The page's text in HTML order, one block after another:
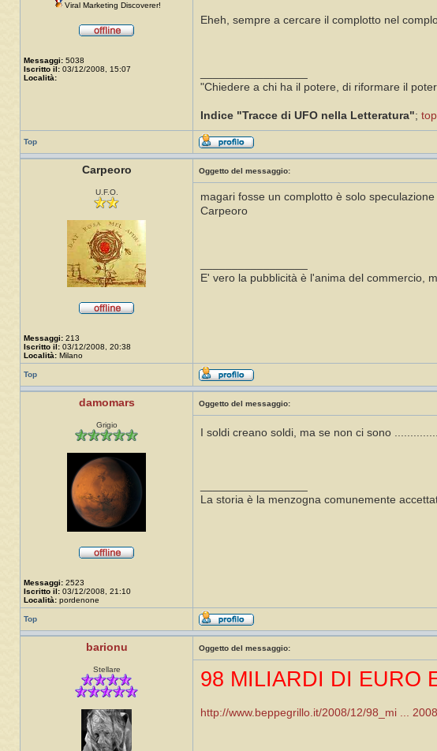
Viral Marketing Discoverer!
Messaggi: 5038
Iscritto il: 03/12/2008, 15:07
Località:
Eheh, sempre a cercare il complotto nel
"Chiedere a chi ha il potere, di riformare il
Indice "Tracce di UFO nella Letteratura";
Top
Carpeoro
U.F.O.
Messaggi: 213
Iscritto il: 03/12/2008, 20:38
Località: Milano
Oggetto del messaggio:
magari fosse un complotto è solo speculazione
Carpeoro
E' vero la pubblicità è l'anima del commercio,
Top
damomars
Grigio
Messaggi: 2523
Iscritto il: 03/12/2008, 21:10
Località: pordenone
Oggetto del messaggio:
I soldi creano soldi, ma se non ci sono
La storia è la menzogna comunemente
Top
barionu
Stellare
Oggetto del messaggio:
98 MILIARDI DI EURO
http://www.beppegrillo.it/2008/12/98_mi ...